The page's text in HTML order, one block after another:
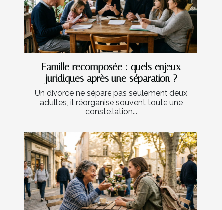
Famille recomposée : quels enjeux
juridiques après une séparation ?
Un divorce ne sépare pas seulement deux
adultes, il réorganise souvent toute une
constellation...